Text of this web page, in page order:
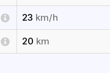
23 km/h
20 km